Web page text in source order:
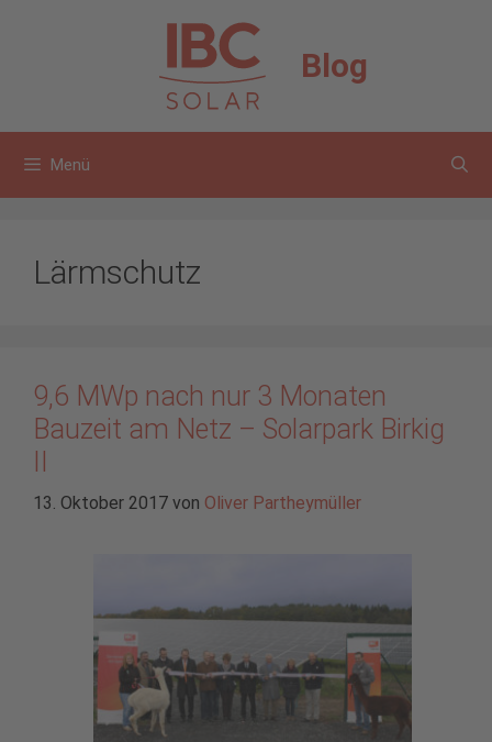
Blog
Menü
Lärmschutz
9,6 MWp nach nur 3 Monaten
Bauzeit am Netz – Solarpark Birkig
13. Oktober 2017 von Oliver Partheymüller